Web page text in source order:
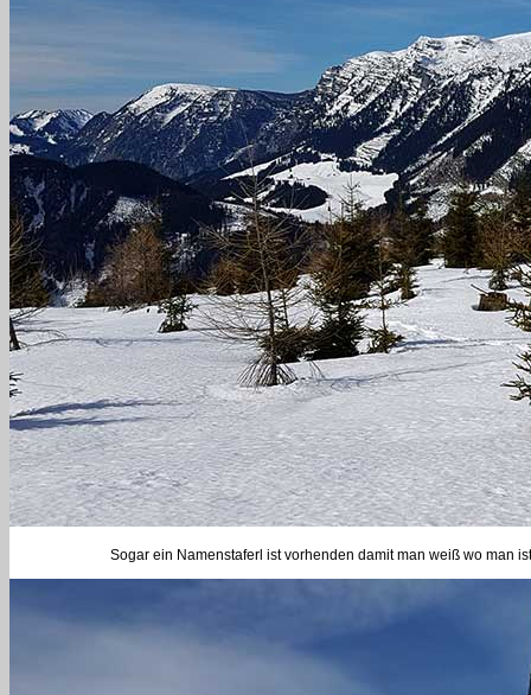
Sogar ein Namenstaferl ist vorhenden damit man weiß wo man